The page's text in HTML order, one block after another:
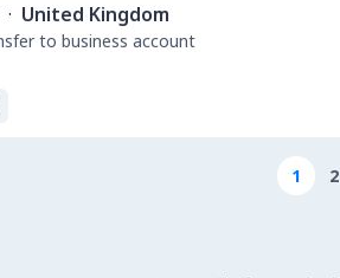
· United Kingdom
to business account
1 2